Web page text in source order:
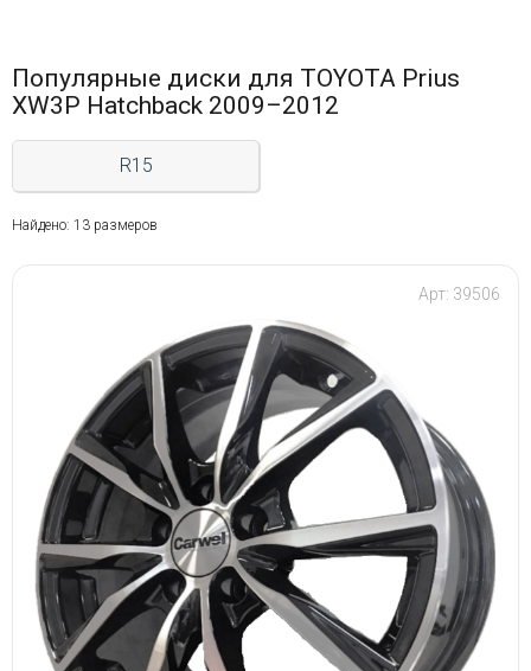
Популярные диски для TOYOTA Prius
XW3P Hatchback 2009–2012
R15
Найдено: 13 размеров
Арт: 39506